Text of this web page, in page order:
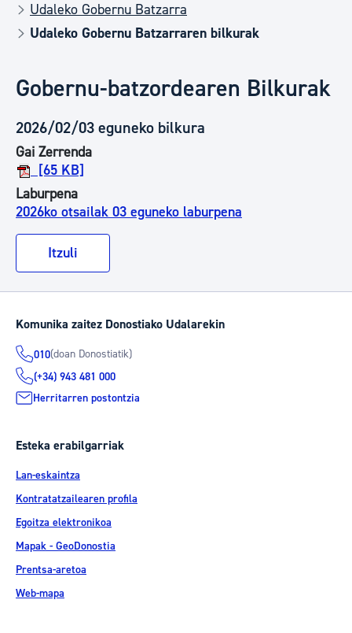
Udaleko Gobernu Batzarra
Udaleko Gobernu Batzarraren bilkurak
Gobernu-batzordearen Bilkurak
2026/02/03 eguneko bilkura
Gai Zerrenda
[65 KB]
Laburpena
2026ko otsailak 03 eguneko laburpena
Itzuli
Komunika zaitez Donostiako Udalarekin
010(doan Donostiatik)
(+34) 943 481 000
Herritarren postontzia
Esteka erabilgarriak
Lan-eskaintza
Kontratatzailearen profila
Egoitza elektronikoa
Mapak - GeoDonostia
Prentsa-aretoa
Web-mapa